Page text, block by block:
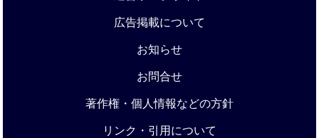
広告掲載について
お知らせ
お問合せ
著作権・個人情報などの方針
リンク・引用について